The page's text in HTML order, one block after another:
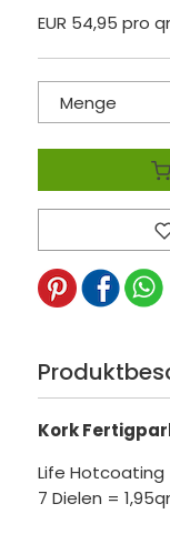
EUR 54,95 pro
Menge
Kork
Life Hotcoating
7 Dielen =